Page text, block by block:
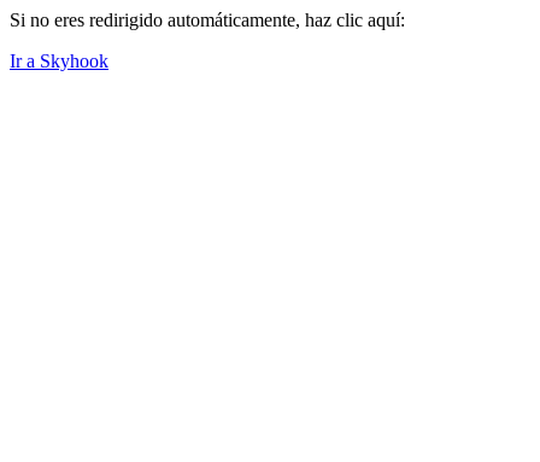
Si no eres redirigido automáticamente, haz clic aquí:
Ir a Skyhook